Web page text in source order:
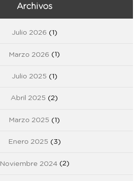
Archivos
Julio 2026 (1)
Marzo 2026 (1)
Julio 2025 (1)
Abril 2025 (2)
Marzo 2025 (1)
Enero 2025 (3)
Noviembre 2024(2)